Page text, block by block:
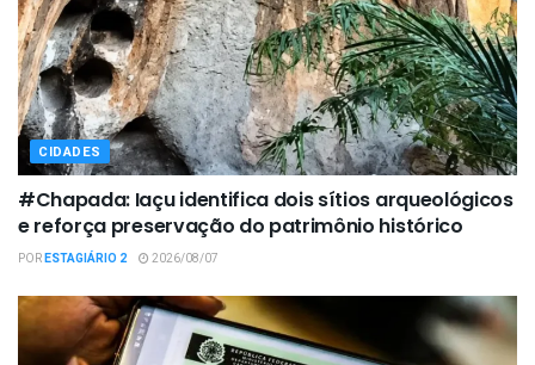
CIDADES
#Chapada: Iaçu identifica dois sítios arqueológicos
e reforça preservação do patrimônio histórico
PORESTAGIÁRIO 2 2026/08/07